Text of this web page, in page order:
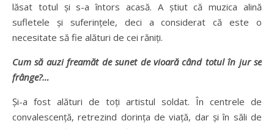
lăsat totul și s-a întors acasă. A știut că muzica alină
sufletele și suferințele, deci a considerat că este o
necesitate să fie alături de cei răniți.
Cum să auzi freamăt de sunet de vioară când totul în jur se
frânge?…
Și-a fost alături de toți artistul soldat. În centrele de
convalescență, retrezind dorința de viață, dar și în săli de